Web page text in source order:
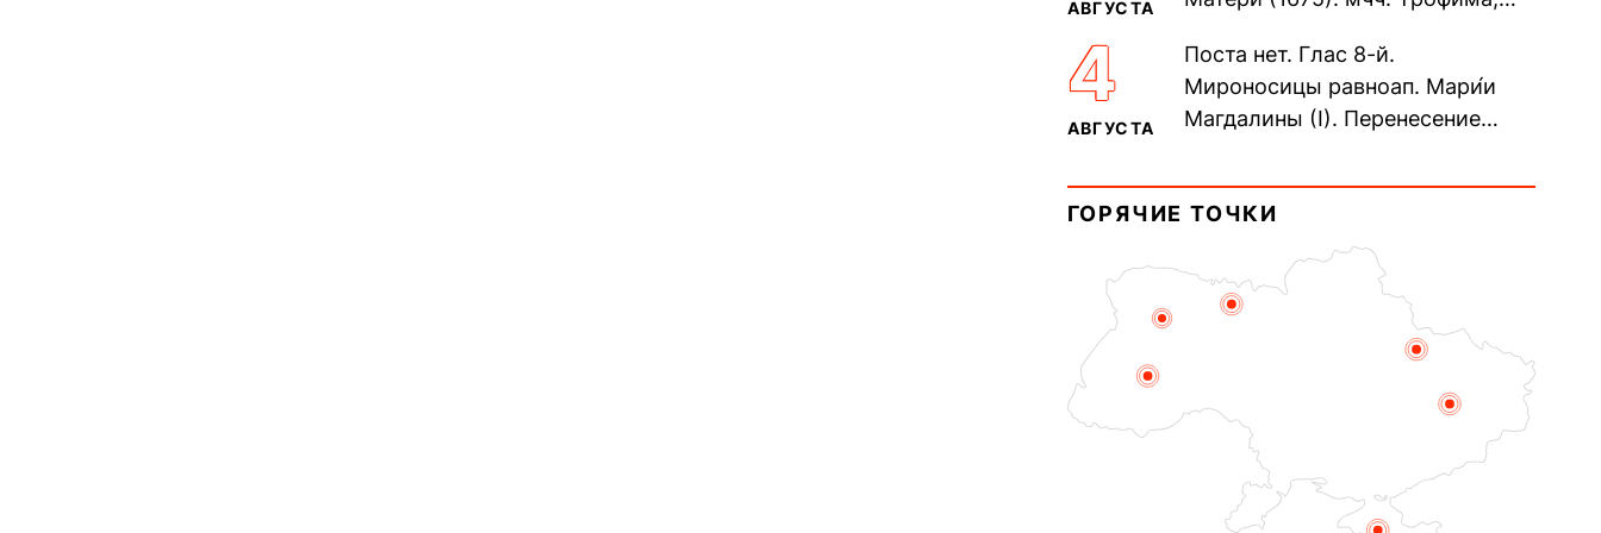
АВГУСТА
мучеников (284–305). прав.
воина Фео́дора...
4
АВГУСТА
Поста нет. Глас 8-й.
Мироносицы равноап. Мари́и
Магдалины (I). Перенесение
Синопского (403–404). Прп.
Корни́лия...
ГОРЯЧИЕ ТОЧКИ